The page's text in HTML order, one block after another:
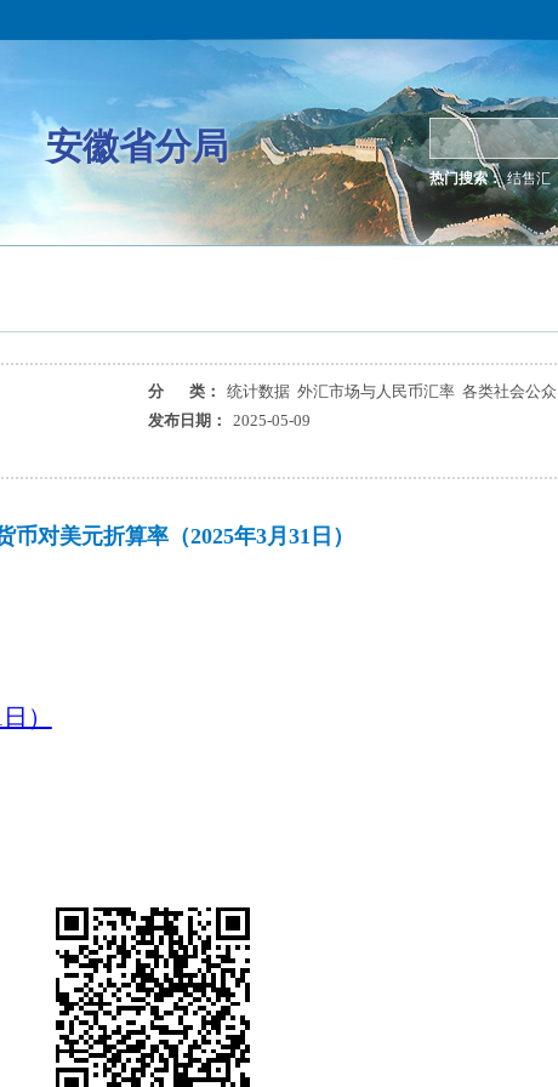
安徽省分局
热门搜索： 结售汇
分 类：
统计数据 外汇市场与人民币汇率 各类社会公众
发布日期：
2025-05-09
币对美元折算率（2025年3月31日）
）